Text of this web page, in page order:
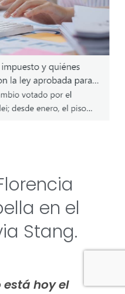
en el
Stang.
hoy el